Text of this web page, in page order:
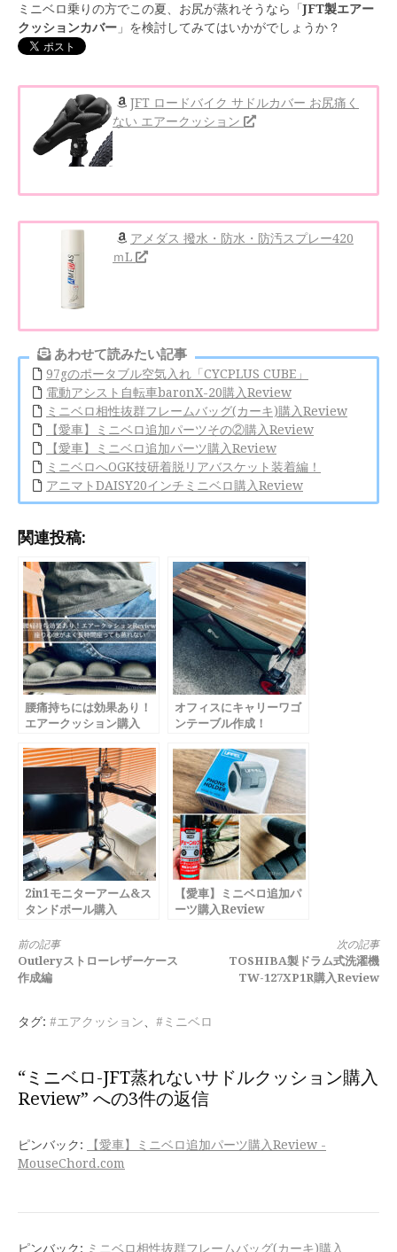
ミニベロ乗りの方でこの夏、お尻が蒸れそうなら「JFT製エアー
クッションカバー 」を検討してみてはいかがでしょうか？
JFT ロードバイク サドルカバー お尻痛く
ない エアークッション
アメダス 撥水・防水・防汚スプレー420
ｍL
あわせて読みたい記事
97gのポータブル空気入れ「CYCPLUS CUBE」
電動アシスト自転車baronX-20購入Review
ミニベロ相性抜群フレームバッグ(カーキ)購入Review
【愛車】ミニベロ追加パーツその②購入Review
【愛車】ミニベロ追加パーツ購入Review
ミニベロへOGK技研着脱リアバスケット装着編！
アニマトDAISY20インチミニベロ購入Review
関連投稿:
腰痛持ちには効果あり！
エアークッション購入
オフィスにキャリーワゴ
ンテーブル作成！
2in1モニターアーム&ス
タンドポール購入
【愛車】ミニベロ追加パ
ーツ購入Review
続
き
を
む
前の記事
Outleryストローレザーケース
作成編
次の記事
TOSHIBA製ドラム式洗濯機
TW-127XP1R購入Review
タグ: #エアクッション #ミニベロ
“ミニベロ-JFT蒸れないサドルクッション購入
Review” への3件の返信
ピンバック:
【愛車】ミニベロ追加パーツ購入Review -
MouseChord.com
ピンバック: ミニベロ相性抜群フレームバッグ(カーキ)購入